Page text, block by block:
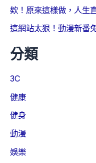
欸！原來這樣做，人生
這網站太狠！動漫新番
分類
3C
健康
健身
動漫
娛樂